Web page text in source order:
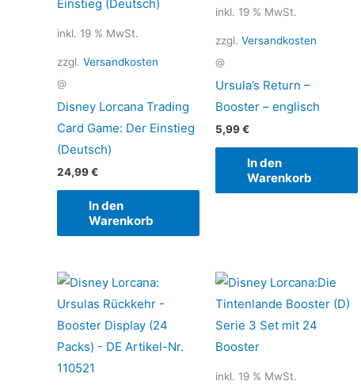
inkl. 19 % MwSt.
zzgl. Versandkosten
@
Disney Lorcana Trading
Card Game: Der Einstieg
(Deutsch)
24,99€
In den
Warenkorb
inkl. 19 % MwSt.
zzgl. Versandkosten
@
Ursula’s Return –
Booster – englisch
5,99€
In den
Warenkorb
inkl. 19 % MwSt.